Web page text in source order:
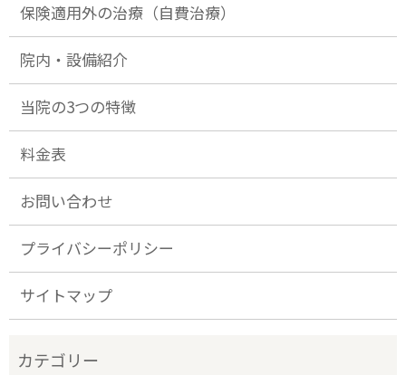
保険適用外の治療（自費治療）
院内・設備紹介
当院の3つの特徴
料金表
お問い合わせ
プライバシーポリシー
サイトマップ